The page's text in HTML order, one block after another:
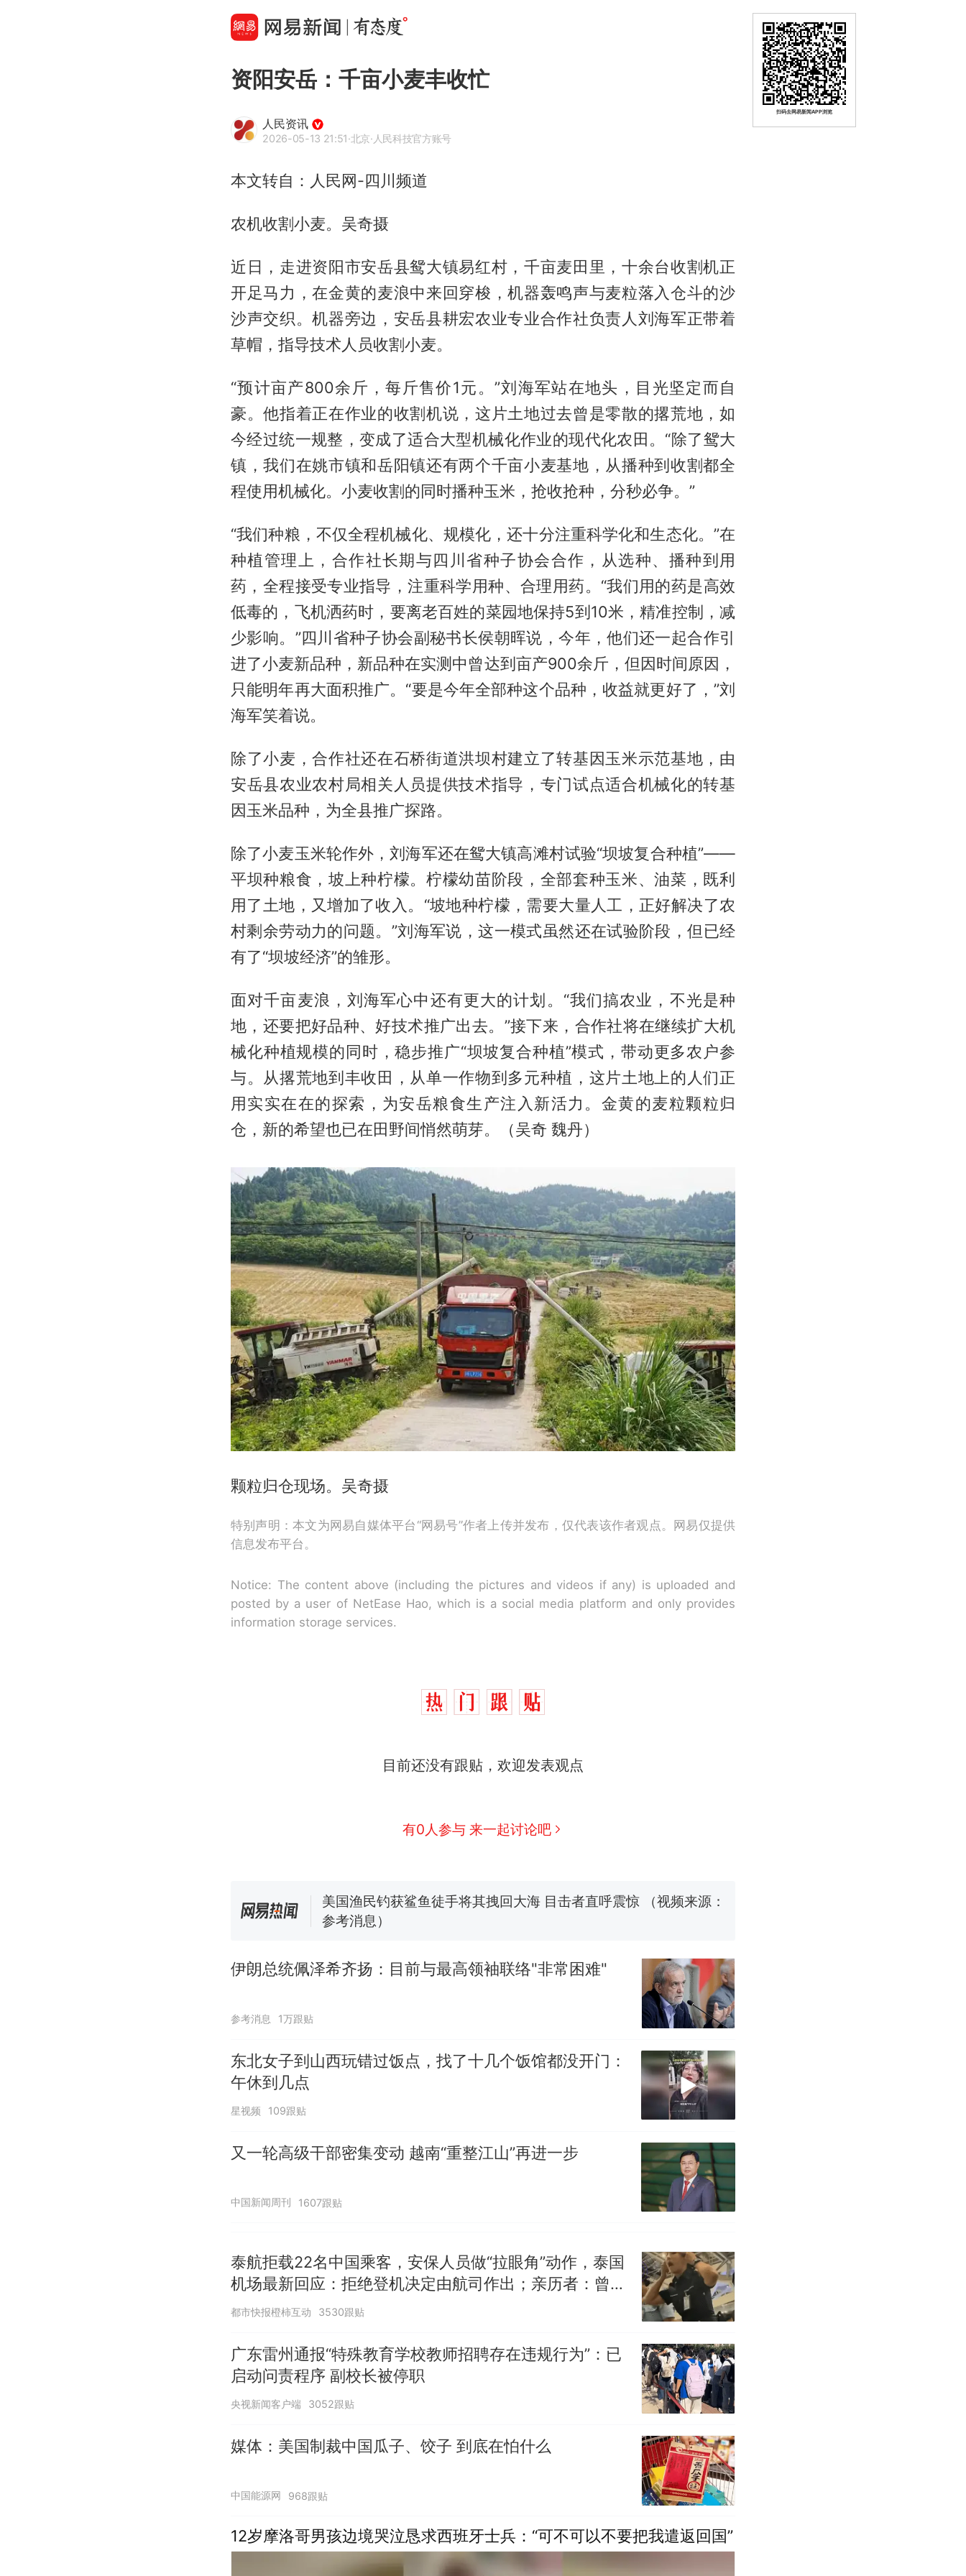
资阳安岳：千亩小麦丰收忙
人民资讯
2026-05-13 21:51·北京·人民科技官方账号
本文转自：人民网-四川频道
农机收割小麦。吴奇摄
近日，走进资阳市安岳县鸳大镇易红村，千亩麦田里，十余台收割机正
开足马力，在金黄的麦浪中来回穿梭，机器轰鸣声与麦粒落入仓斗的沙
沙声交织。机器旁边，安岳县耕宏农业专业合作社负责人刘海军正带着
草帽，指导技术人员收割小麦。
“预计亩产800余斤，每斤售价1元。”刘海军站在地头，目光坚定而自
豪。他指着正在作业的收割机说，这片土地过去曾是零散的撂荒地，如
今经过统一规整，变成了适合大型机械化作业的现代化农田。“除了鸳大
镇，我们在姚市镇和岳阳镇还有两个千亩小麦基地，从播种到收割都全
程使用机械化。小麦收割的同时播种玉米，抢收抢种，分秒必争。”
“我们种粮，不仅全程机械化、规模化，还十分注重科学化和生态化。”在
种植管理上，合作社长期与四川省种子协会合作，从选种、播种到用
药，全程接受专业指导，注重科学用种、合理用药。“我们用的药是高效
低毒的，飞机洒药时，要离老百姓的菜园地保持5到10米，精准控制，减
少影响。”四川省种子协会副秘书长侯朝晖说，今年，他们还一起合作引
进了小麦新品种，新品种在实测中曾达到亩产900余斤，但因时间原因，
只能明年再大面积推广。“要是今年全部种这个品种，收益就更好了，”刘
海军笑着说。
除了小麦，合作社还在石桥街道洪坝村建立了转基因玉米示范基地，由
安岳县农业农村局相关人员提供技术指导，专门试点适合机械化的转基
因玉米品种，为全县推广探路。
除了小麦玉米轮作外，刘海军还在鸳大镇高滩村试验“坝坡复合种植”——
平坝种粮食，坡上种柠檬。柠檬幼苗阶段，全部套种玉米、油菜，既利
用了土地，又增加了收入。“坡地种柠檬，需要大量人工，正好解决了农
村剩余劳动力的问题。”刘海军说，这一模式虽然还在试验阶段，但已经
有了“坝坡经济”的雏形。
面对千亩麦浪，刘海军心中还有更大的计划。“我们搞农业，不光是种
地，还要把好品种、好技术推广出去。”接下来，合作社将在继续扩大机
械化种植规模的同时，稳步推广“坝坡复合种植”模式，带动更多农户参
与。从撂荒地到丰收田，从单一作物到多元种植，这片土地上的人们正
用实实在在的探索，为安岳粮食生产注入新活力。金黄的麦粒颗粒归
仓，新的希望也已在田野间悄然萌芽。（吴奇 魏丹）
颗粒归仓现场。吴奇摄
特别声明：本文为网易自媒体平台“网易号”作者上传并发布，仅代表该作者观点。网易仅提供
信息发布平台。
Notice: The content above (including the pictures and videos if any) is uploaded and
posted by a user of NetEase Hao, which is a social media platform and only provides
information storage services.
目前还没有跟贴，欢迎发表观点
有0人参与 来一起讨论吧
制裁瓜子饺子，美国怕什么？
男子上山采菌偶然发现鸡枞菌窝，原地守1天等它长大：挖了140多
笔试第一被第二名传话劝弃考 官方通报
伊朗总统佩泽希齐扬：目前与最高领袖联络"非常困难"
参考消息 1万跟贴
东北女子到山西玩错过饭点，找了十几个饭馆都没开门：
午休到几点
星视频 109跟贴
又一轮高级干部密集变动 越南“重整江山”再进一步
中国新闻周刊 1607跟贴
泰航拒载22名中国乘客，安保人员做“拉眼角”动作，泰国
机场最新回应：拒绝登机决定由航司作出；亲历者：曾承
诺免费改签但没兑现
都市快报橙柿互动 3530跟贴
广东雷州通报“特殊教育学校教师招聘存在违规行为”：已
启动问责程序 副校长被停职
央视新闻客户端 3052跟贴
媒体：美国制裁中国瓜子、饺子 到底在怕什么
中国能源网 968跟贴
12岁摩洛哥男孩边境哭泣恳求西班牙士兵：“可不可以不要把我遣返回国”
扫码去网易新闻APP浏览